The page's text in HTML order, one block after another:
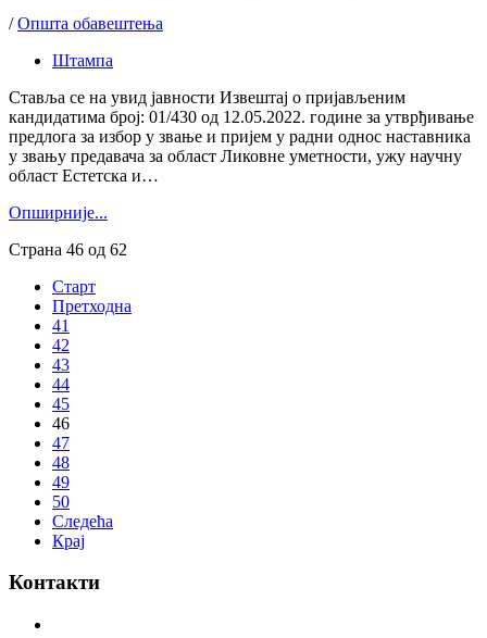
/Општа обавештења
Штампа
Ставља се на увид јавности Извештај о пријављеним
кандидатима број: 01/430 од 12.05.2022. године за утврђивање
предлога за избор у звање и пријем у радни однос наставника
у звању предавача за област Ликовне уметности, ужу научну
област Естетска и…
Oпширније...
Страна 46 од 62
Старт
Претходна
41
42
43
44
45
46
47
48
49
50
Следећа
Крај
Контакти